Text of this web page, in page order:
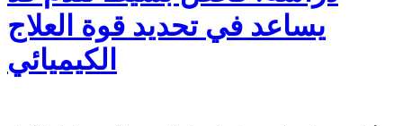
يساعد في تحديد قوة العلاج
الكيميائي